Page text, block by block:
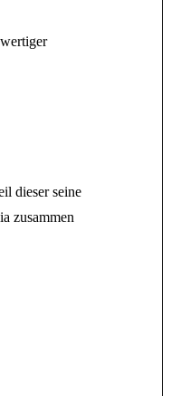
dieser seine
zusammen